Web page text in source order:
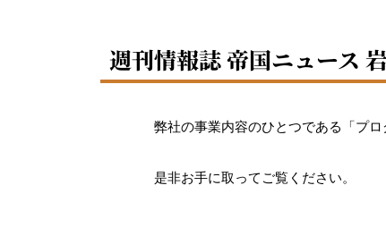
週刊情報誌 帝国ニュース
弊社の事業内容のひとつである「プ
是非お手に取ってご覧ください。